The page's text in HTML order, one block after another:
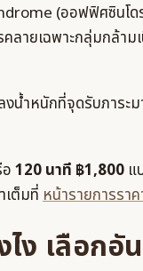
(ออฟฟิศซินโด
ายเฉพาะกลุ่มกล้าม
น้ำหนักที่จุดรับภาร
120 นาที ฿1,800 แ
เต็มที่หน้ารายการรา
ง เลือกอั